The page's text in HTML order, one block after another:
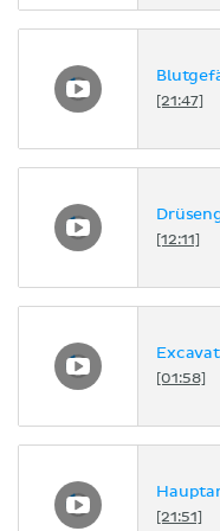
[21:47]
[12:11]
[01:58]
[21:51]